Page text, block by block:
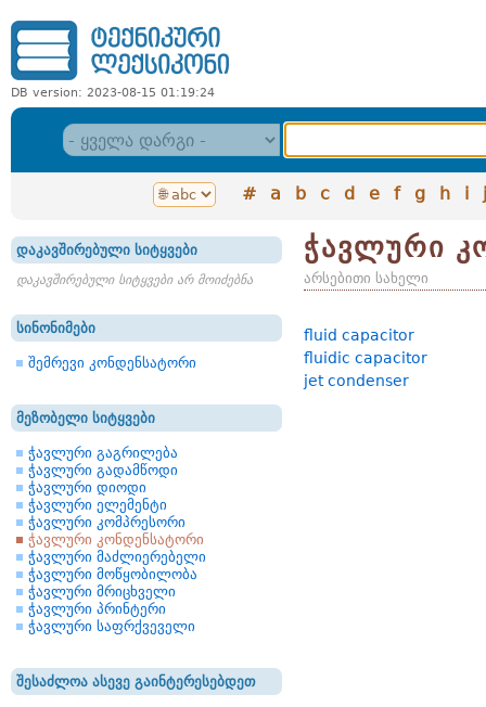
DB version: 2023-08-15 01:19:24
# a b c d e f g h i j
დაკავშირებული სიტყვები
დაკავშირებული სიტყვები არ მოიძებნა
სინონიმები
შემრევი კონდენსატორი
მეზობელი სიტყვები
ჭავლური გაგრილება
ჭავლური გადამწოდი
ჭავლური დიოდი
ჭავლური ელემენტი
ჭავლური კომპრესორი
ჭავლური კონდენსატორი
ჭავლური მაძლიერებელი
ჭავლური მოწყობილობა
ჭავლური მრიცხველი
ჭავლური პრინტერი
ჭავლური საფრქვეველი
შესაძლოა ასევე გაინტერესებდეთ
ჭავლური
არსებითი სახელი
fluid capacitor
fluidic capacitor
jet condenser